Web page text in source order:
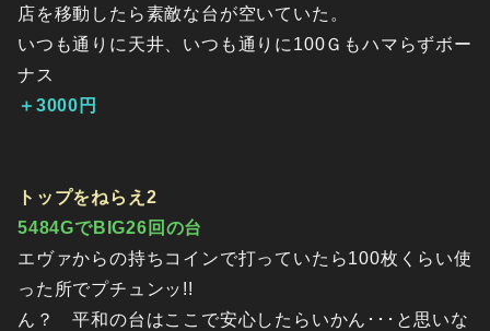
店を移動したら素敵な台が空いていた。
いつも通りに天井、いつも通りに100Ｇもハマらずボー
ナス
＋3000円
トップをねらえ2
5484GでBIG26回の台
エヴァからの持ちコインで打っていたら100枚くらい使
った所でプチュンッ!!
ん？ 平和の台はここで安心したらいかん･･･と思いな